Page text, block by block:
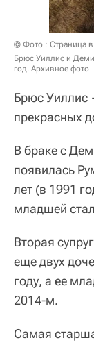
© Фото : Страница
Брюс Уиллис и
год. Архивное фото
Брюс Уиллис
прекрасных
В браке с
появилась
лет (в 1991
младшей
Вторая
еще двух
году, а ее
2014-м.
Самая